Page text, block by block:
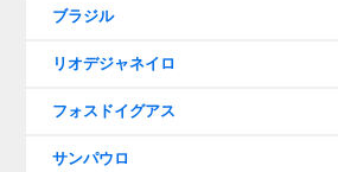
ブラジル
リオデジャネイロ
フォスドイグアス
サンパウロ